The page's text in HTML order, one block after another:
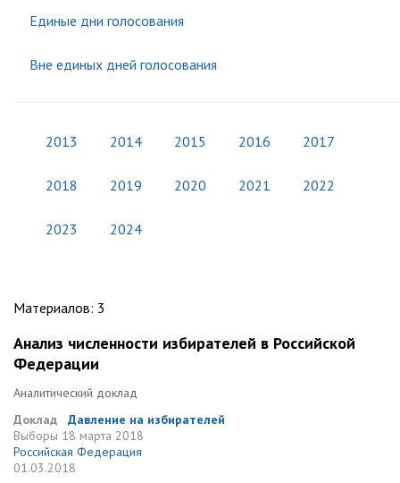
Единые дни голосования
Вне единых дней голосования
2013 2014 2015 2016 2017
2018 2019 2020 2021 2022
2023 2024
Материалов: 3
Анализ численности избирателей в Российской
Федерации
Аналитический доклад
Доклад
Давление на избирателей
Выборы 18 марта 2018
Российская Федерация
01.03.2018